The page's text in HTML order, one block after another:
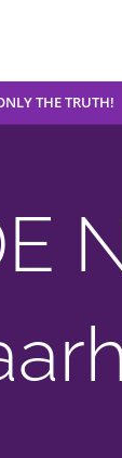
THE TRUTH!